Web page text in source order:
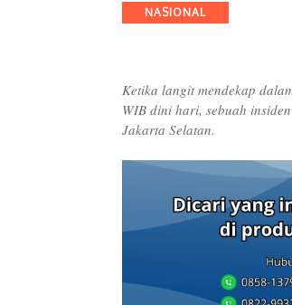
Categories
NASIONAL
Ketika langit mendekap
WIB dini hari, sebuah
Jakarta Selatan.